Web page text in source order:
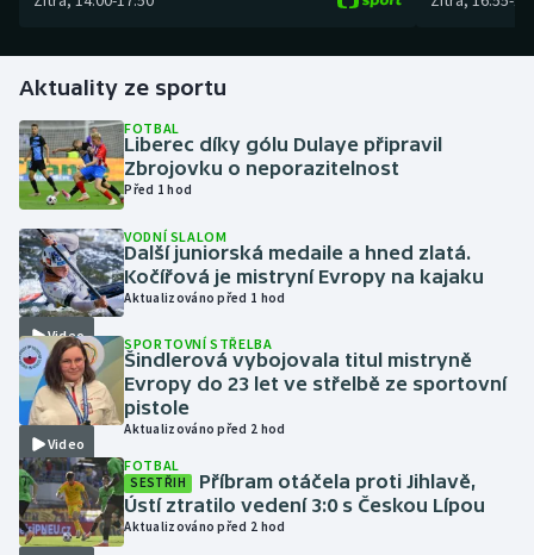
Golf
Gymnastika
Házená
Jezdectví
Judo
Krasobruslení
Lezení
Lyže a snowboard
Moderní pětiboj
Aktuality ze sportu
FOTBAL
Liberec díky gólu Dulaye připravil
Zbrojovku o neporazitelnost
Před 1 hod
Video
VODNÍ SLALOM
Další juniorská medaile a hned zlatá.
Kočířová je mistryní Evropy na kajaku
Aktualizováno před 1 hod
Video
SPORTOVNÍ STŘELBA
Šindlerová vybojovala titul mistryně
Evropy do 23 let ve střelbě ze sportovní
pistole
Aktualizováno před 2 hod
FOTBAL
SESTŘIH
Příbram otáčela proti Jihlavě,
Ústí ztratilo vedení 3:0 s Českou Lípou
Aktualizováno před 2 hod